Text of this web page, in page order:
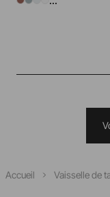
Accueil Vaisselle de